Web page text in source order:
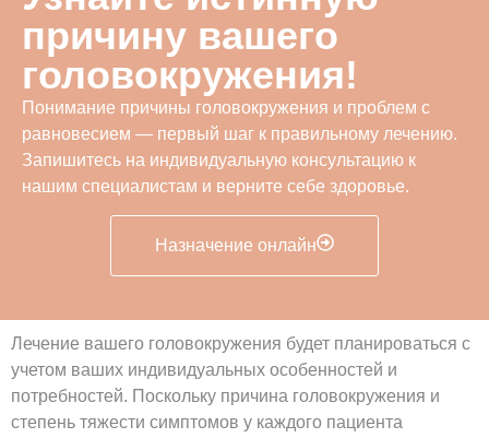
причину вашего
головокружения!
Понимание причины головокружения и проблем с
равновесием — первый шаг к правильному лечению.
Запишитесь на индивидуальную консультацию к
нашим специалистам и верните себе здоровье.
Назначение онлайн
Лечение вашего головокружения будет планироваться с
учетом ваших индивидуальных особенностей и
потребностей. Поскольку причина головокружения и
степень тяжести симптомов у каждого пациента